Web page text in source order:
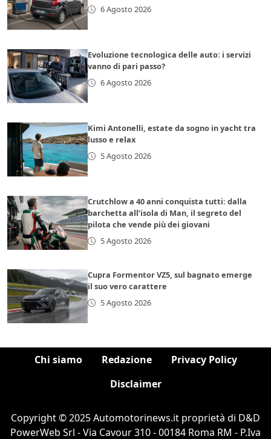
6 Agosto 2026
Evoluzione tecnologica delle auto: i servizi
vanno di pari passo?
6 Agosto 2026
Kimi Antonelli, estate da sogno in yacht tra
lusso e relax
5 Agosto 2026
Crutchlow a 40 anni conquista tutti: dalla
barchetta all’isola di Man, il segreto del
pilota che vende più dei giovani
5 Agosto 2026
Cupra Formentor VZ5, sul bagnato emerge
il suo vero carattere
5 Agosto 2026
Chi siamo Redazione
Privacy Policy
Disclaimer
Copyright © 2025 Automotorinews.it proprietà di D&D
PowerWeb Srl - Via Cavour 310 - 00184 Roma RM - P.Iva